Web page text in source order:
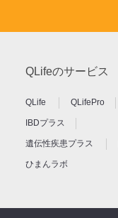
QLifeのサービス
QLife QLifePro
IBDプラス
遺伝性疾患プラス
ひまんラボ